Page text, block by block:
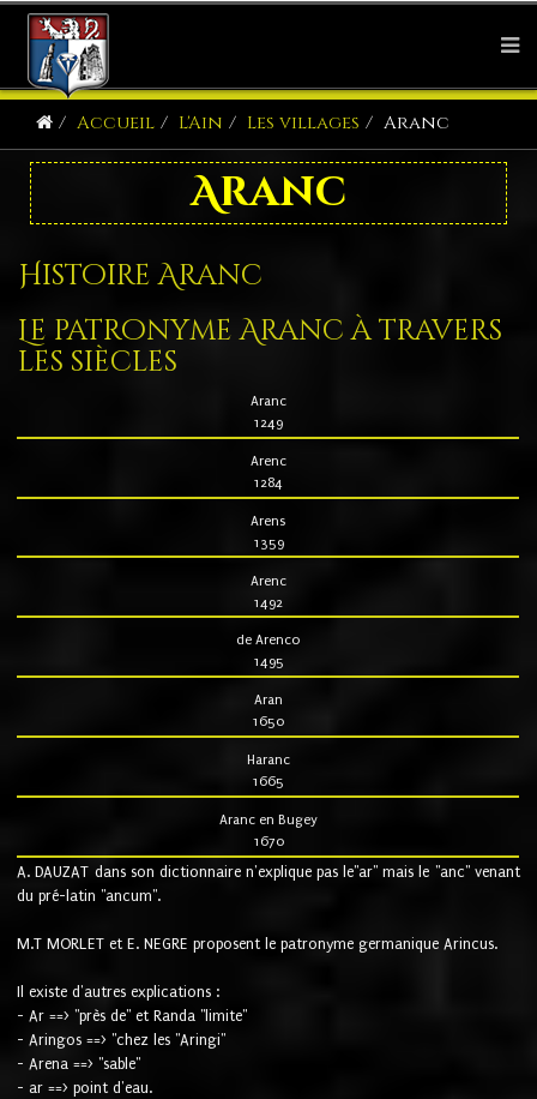
Accueil L'Ain Les villages Aranc
Aranc
Histoire Aranc
Le patronyme Aranc à travers
les siècles
Aranc
1249
Arenc
1284
Arens
1359
Arenc
1492
de Arenco
1495
Aran
1650
Haranc
1665
Aranc en Bugey
1670
A. DAUZAT dans son dictionnaire n'explique pas le"ar" mais le "anc" venant
du pré-latin "ancum".
M.T MORLET et E. NEGRE proposent le patronyme germanique Arincus.
Il existe d'autres explications :
- Ar ==> "près de" et Randa "limite"
- Aringos ==> "chez les "Aringi"
- Arena ==> "sable"
- ar ==> point d'eau.